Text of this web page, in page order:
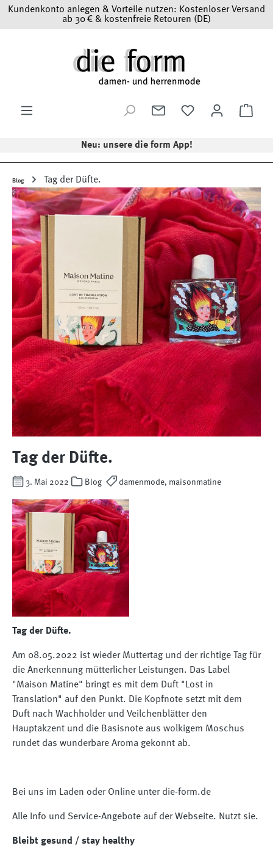
Zum Hauptinhalt springen
Kundenkonto anlegen & Vorteile nutzen: Kostenloser Versand
ab 30 € & kostenfreie Retouren (DE)
Neu: unsere die form App!
Blog Tag der Düfte.
Tag der Düfte.
3. Mai 2022 Blog damenmode, maisonmatine
Tag der Düfte.
Am 08.05.2022 ist wieder Muttertag und der richtige Tag für
die Anerkennung mütterlicher Leistungen. Das Label
"Maison Matine" bringt es mit dem Duft "Lost in
Translation" auf den Punkt. Die Kopfnote setzt mit dem
Duft nach Wachholder und Veilchenblätter den
Hauptakzent und die Basisnote aus wolkigem Moschus
rundet das wunderbare Aroma gekonnt ab.
Bei uns im Laden oder Online unter die-form.de
Alle Info und Service-Angebote auf der Webseite. Nutzt sie.
Bleibt gesund / stay healthy